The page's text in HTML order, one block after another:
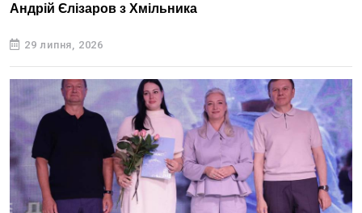
Андрій Єлізаров з Хмільника
29 липня, 2026